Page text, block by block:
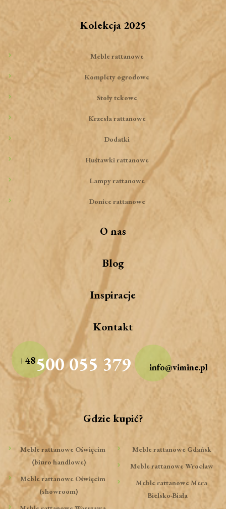
Kolekcja 2025
Meble rattanowe
Komplety ogrodowe
Stoły tekowe
Krzesła rattanowe
Dodatki
Huśtawki rattanowe
Lampy rattanowe
Donice rattanowe
O nas
Blog
Inspiracje
Kontakt
+48500 055 379 info@vimine.pl
Gdzie kupić?
Meble rattanowe Oświęcim
(biuro handlowe)
Meble rattanowe Oświęcim
(showroom)
Meble rattanowe Gdańsk
Meble rattanowe Wrocław
Meble rattanowe Mera
Bielsko-Biała